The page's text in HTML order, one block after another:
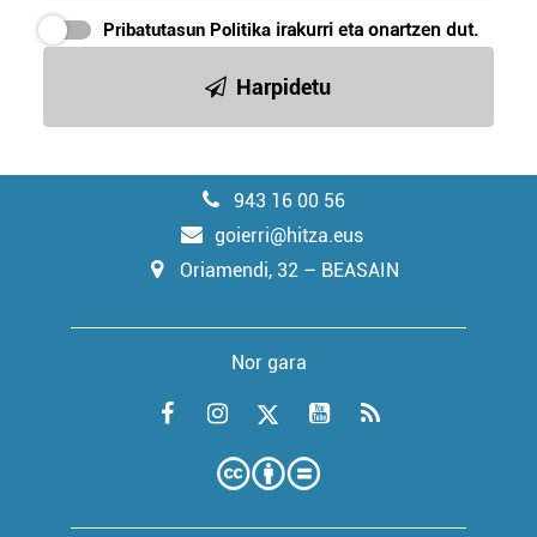
Pribatutasun Politika irakurri eta onartzen dut.
Harpidetu
943 16 00 56
goierri@hitza.eus
Oriamendi, 32 – BEASAIN
Nor gara